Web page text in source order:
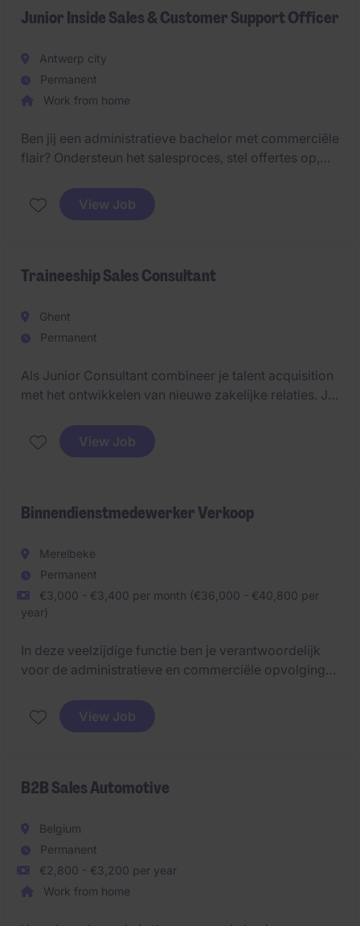
Junior Inside Sales & Customer Support Officer
Antwerp city
Permanent
Work from home
Ben jij een administratieve bachelor met commerciële
flair? Ondersteun het salesproces, stel offertes op,
oplossingen binnen een innovatieve en groeiende
milieuspecialist.
View Job
Traineeship Sales Consultant
Ghent
Permanent
Als Junior Consultant combineer je talent acquisition
met het ontwikkelen van nieuwe zakelijke relaties. Je
en ondernemerschap hand in hand gaan.
View Job
Binnendienstmedewerker Verkoop
Merelbeke
Permanent
€3,000 - €3,400 per month (€36,000 - €40,800 per
year)
In deze veelzijdige functie ben je verantwoordelijk
voor de administratieve en commerciële opvolging
bestellingen en klantvragen correct en efficiënt
worden behandeld, waardoor je rechtstreeks
View Job
B2B Sales Automotive
Belgium
Permanent
€2,800 - €3,200 per year
Work from home